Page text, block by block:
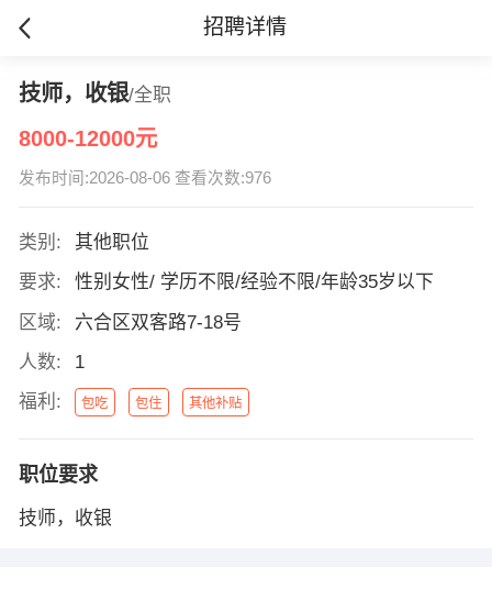
招聘详情
技师，收银/全职
8000-12000元
发布时间:2026-08-06 查看次数:976
类别:
其他职位
要求:
性别女性/ 学历不限/经验不限/年龄35岁以下
区域:
六合区双客路7-18号
人数:
1
福利:
包吃 包住 其他补贴
职位要求
技师，收银